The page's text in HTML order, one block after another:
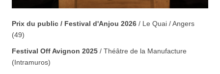
Prix du public / Festival d'Anjou 2026 / Le Quai / Angers
(49)
Festival Off Avignon 2025 / Théâtre de la Manufacture
(Intramuros)